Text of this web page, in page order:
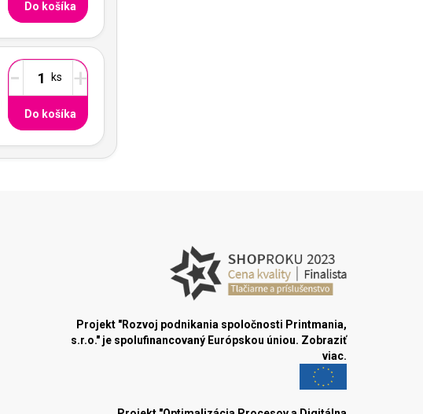
Do košíka
- +
Do košíka
Projekt "Rozvoj podnikania spoločnosti Printmania,
s.r.o." je spolufinancovaný Európskou úniou. Zobraziť
viac.